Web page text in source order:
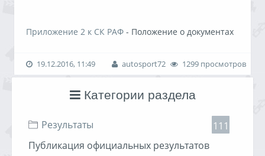
Категории раздела
Результаты
111
Публикация официальных результатов
Приложение 2 к СК РАФ - Положение о документах
Приложение 3 к СК РАФ- Рекомендации по
подготовке и сертификации гоночных трасс.
Приложение 5 к СК РАФ- Правила выдачи
Приложение 11 к СК РАФ
аттестации спортивных судей.
19.12.2016, 11:49 1299 просмотров
autosport72